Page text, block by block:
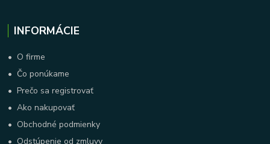
INFORMÁCIE
• O firme
• Čo ponúkame
•Prečo sa registrovať
•Ako nakupovať
• Obchodné podmienky
• Odstúpenie od zmluvy